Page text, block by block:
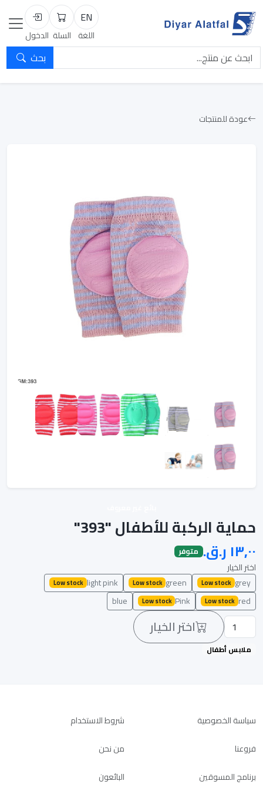
EN
اللغة
السلة
السلة
تسجيل
الدخول
بحث
عودة للمنتجات
حماية الركبة للأطفال "393"
متوفر
اختر الخيار
grey
Low stock
green
Low stock
light pink
Low stock
red
Low stock
Pink
Low stock
blue
اختر الخيار
ملابس أطفال
سياسة الخصوصية
شروط الاستخدام
فروعنا
من نحن
برنامج المسوقين
البائعون